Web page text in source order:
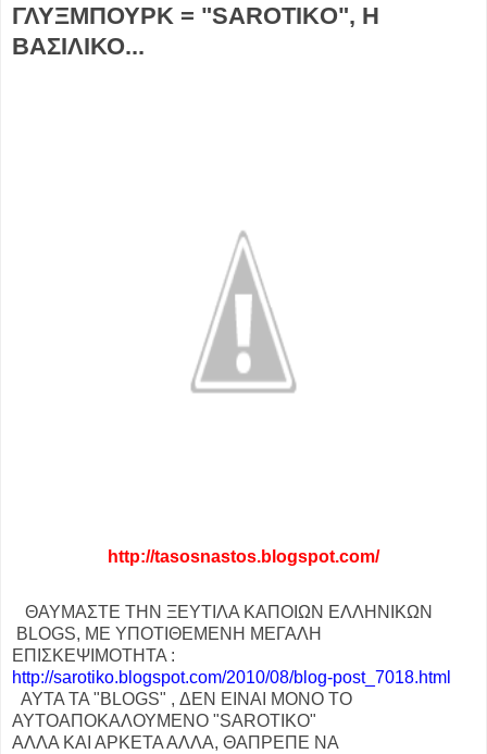
ΓΛΥΞΜΠΟΥΡΚ = "SAROTIKO", Η
ΒΑΣΙΛΙΚΟ...
http://tasosnastos.blogspot.com/
ΘΑΥΜΑΣΤΕ ΤΗΝ ΞΕΥΤΙΛΑ ΚΑΠΟΙΩΝ ΕΛΛΗΝΙΚΩΝ
BLOGS, ΜΕ ΥΠΟΤΙΘΕΜΕΝΗ ΜΕΓΑΛΗ
ΕΠΙΣΚΕΨΙΜΟΤΗΤΑ :
http://sarotiko.blogspot.com/2010/08/blog-post_7018.html
ΑΥΤΑ ΤΑ "BLOGS" , ΔΕΝ ΕΙΝΑΙ ΜΟΝΟ ΤΟ
ΑΥΤΟΑΠΟΚΑΛΟΥΜΕΝΟ "SAROTIKO"
ΑΛΛΑ ΚΑΙ ΑΡΚΕΤΑ ΑΛΛΑ, ΘΑΠΡΕΠΕ ΝΑ